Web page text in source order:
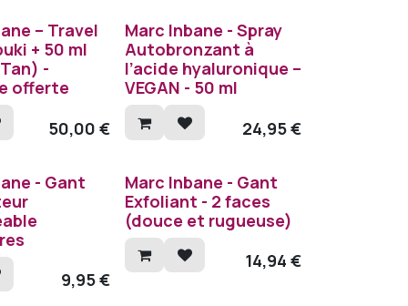
– Travel
+ 50 ml
-
offerte
50,00 €
Marc Inbane - Spray
Autobronzant à
l’acide hyaluronique –
VEGAN - 50 ml
24,95€
- Gant
9,95€
Marc Inbane - Gant
Exfoliant - 2 faces
(douce et rugueuse)
14,94 €